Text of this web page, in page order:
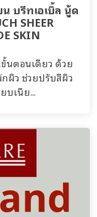
บรีทเอเบิ้ล นู้ด
SHEER
SKIN
นตอนเดียว ด้วย
กผิว ช่วยปรับสีผิว
บเนีย...